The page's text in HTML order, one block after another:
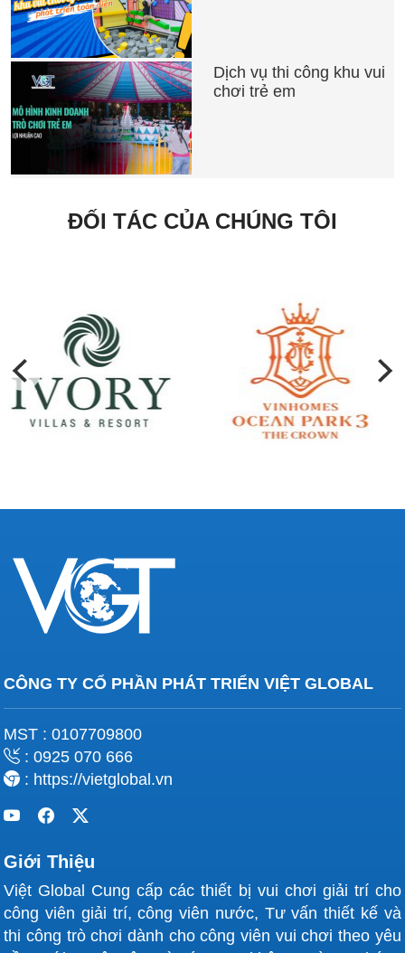
Dịch vụ thi công khu vui
chơi trẻ em
ĐỐI TÁC CỦA CHÚNG TÔI
CÔNG TY CỔ PHẦN PHÁT TRIỂN VIỆT GLOBAL
MST : 0107709800
: 0925 070 666
: https://vietglobal.vn
Giới Thiệu
Việt Global Cung cấp các thiết bị vui chơi giải trí cho
công viên giải trí, công viên nước, Tư vấn thiết kế và
thi công trò chơi dành cho công viên vui chơi theo yêu